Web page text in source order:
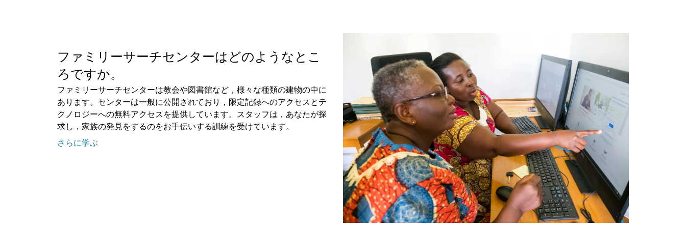
ファミリーサーチセンターはどのようなとこ
ろですか。
ファミリーサーチセンターは教会や図書館など，様々な種類の建物の中に
あります。センターは一般に公開されており，限定記録へのアクセスとテ
クノロジーへの無料アクセスを提供しています。スタッフは，あなたが探
求し，家族の発見をするのをお手伝いする訓練を受けています。
さらに学ぶ